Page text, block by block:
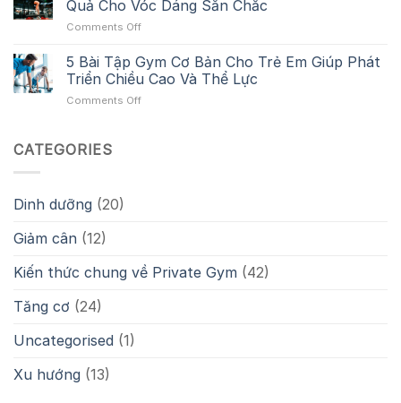
Tập
Hình
Và
Giảm
Khái
Niệm
Kỳ
Hóa
Quả Cho Vóc Dáng Săn Chắc
Comments Offon
Giảm
Mỡ:
Phương
Pháp
5 Bài Tập Gym Cơ Bản Cho Trẻ Em Giúp Phát
Triển Chiều Cao Và Thể Lực
Comments Offon
Phát
Triển
CATEGORIES
Dinh dưỡng (20)
Giảm cân (12)
Kiến thức chung về Private Gym (42)
Tăng cơ (24)
Uncategorised (1)
Xu hướng (13)